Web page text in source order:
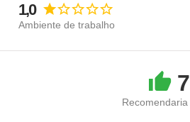
1,0
Ambiente de trabalho